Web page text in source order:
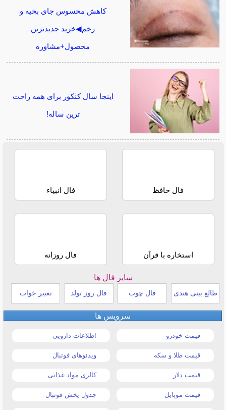
کاهش محسوس جای بخیه و
زخم◀خرید جدیدترین
محصول+مشاوره
اینجا سال کنکور برای همه راحت
ترین ساله!
فال حافظ فال انبیاء
استخاره با قرآن فال روزانه
سایر فال ها
طالع بینی هندی فال چوب فال روز تولد تعبیر خواب
سرویس ها
قیمت خودرو اطلاعات دارویی
قیمت طلا و سکه ویدئوهای فوتبال
قیمت دلار کالری مواد غذایی
قیمت موبایل جدول پخش فوتبال